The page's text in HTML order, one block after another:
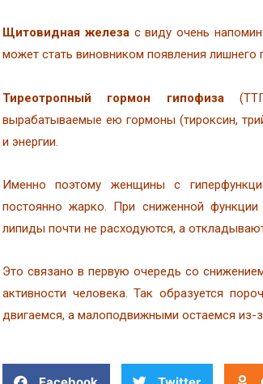
Щитовидная железас виду очень
может стать виновником появления лишнего
Тиреотропный гормон гипофиза
вырабатываемые ею гормоны (тироксин,
и энергии.
Именно поэтому женщины с
постоянно жарко. При сниженной
липиды почти не расходуются, а
Это связано в первую очередь со
активности человека. Так образуется
двигаемся, а малоподвижными остаемся из-